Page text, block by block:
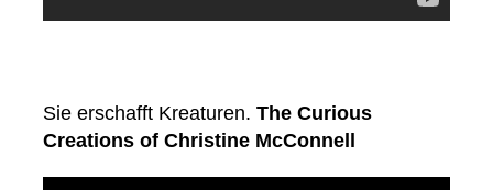
Sie erschafft Kreaturen. The Curious
Creations of Christine McConnell